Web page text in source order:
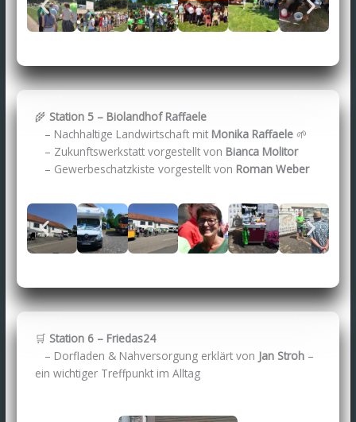
🌾 Station 5 – Biolandhof Raffaele
– Nachhaltige Landwirtschaft mit Monika Raffaele 🌱
– Zukunftswerkstatt vorgestellt von Bianca Molitor
– Gewerbeschatzkiste vorgestellt von Roman Weber
🛒 Station 6 – Friedas24
– Dorfladen & Nahversorgung erklärt von Jan Stroh –
ein wichtiger Treffpunkt im Alltag